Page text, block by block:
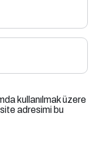
kullanılmak üzere
adresimi bu